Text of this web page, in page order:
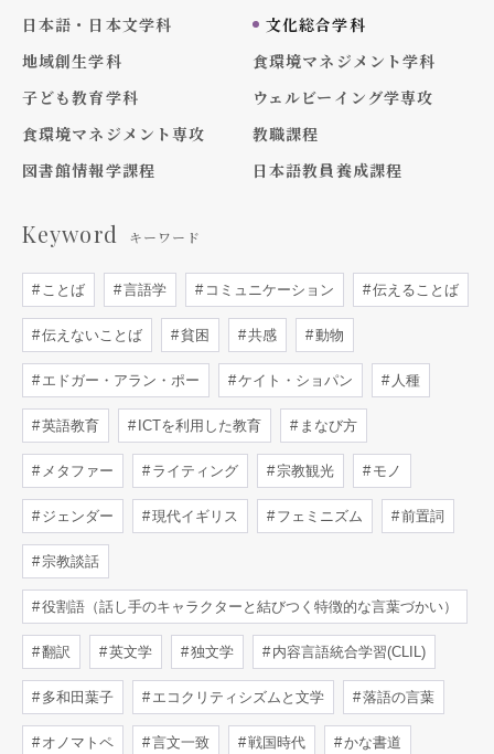
日本語・日本文学科
文化総合学科
地域創生学科
食環境マネジメント学科
子ども教育学科
ウェルビーイング学専攻
食環境マネジメント専攻
教職課程
図書館情報学課程
日本語教員養成課程
Keyword キーワード
ことば 言語学 コミュニケーション 伝えることば
伝えないことば 貧困 共感 動物
エドガー・アラン・ポー ケイト・ショパン 人種
英語教育 ICTを利用した教育 まなび方
メタファー ライティング 宗教観光 モノ
ジェンダー 現代イギリス フェミニズム 前置詞
宗教談話
役割語（話し手のキャラクターと結びつく特徴的な言葉づかい）
翻訳 英文学 独文学 内容言語統合学習(CLIL)
多和田葉子 エコクリティシズムと文学 落語の言葉
オノマトペ 言文一致 戦国時代 かな書道